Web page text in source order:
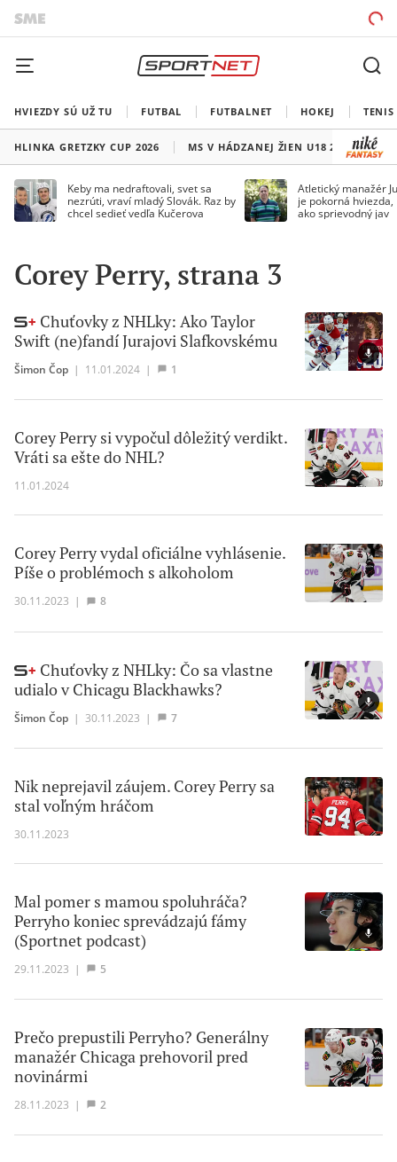
HVIEZDY SÚ UŽ TU FUTBAL FUTBALNET HOKEJ TENIS
HLINKA GRETZKY CUP 2026 MS V HÁDZANEJ ŽIEN U18 2026
Keby ma nedraftovali, svet sa
nezrúti, vraví mladý Slovák. Raz by
chcel sedieť vedľa Kučerova
Atletický manažér
je pokorná
ako sprievodný jav
Corey Perry, strana 3
Chuťovky z NHLky: Ako Taylor
Swift (ne)fandí Jurajovi Slafkovskému
Šimon Čop | 11.01.2024 | 1
Corey Perry si vypočul dôležitý verdikt.
Vráti sa ešte do NHL?
11.01.2024
Corey Perry vydal oficiálne vyhlásenie.
Píše o problémoch s alkoholom
30.11.2023 | 8
Chuťovky z NHLky: Čo sa vlastne
udialo v Chicagu Blackhawks?
Šimon Čop | 30.11.2023 | 7
Nik neprejavil záujem. Corey Perry sa
stal voľným hráčom
30.11.2023
Mal pomer s mamou spoluhráča?
Perryho koniec sprevádzajú fámy
(Sportnet podcast)
29.11.2023 | 5
Prečo prepustili Perryho? Generálny
manažér Chicaga prehovoril pred
novinármi
28.11.2023 | 2